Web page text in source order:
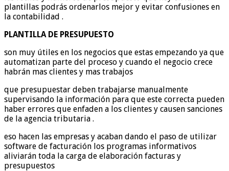
plantillas podrás ordenarlos mejor y evitar confusiones en
la contabilidad .
PLANTILLA DE PRESUPUESTO
son muy útiles en los negocios que estas empezando ya que
automatizan parte del proceso y cuando el negocio crece
habrán mas clientes y mas trabajos
que presupuestar deben trabajarse manualmente
supervisando la información para que este correcta pueden
haber errores que enfaden a los clientes y causen sanciones
de la agencia tributaria .
eso hacen las empresas y acaban dando el paso de utilizar
software de facturación los programas informativos
aliviarán toda la carga de elaboración facturas y
presupuestos